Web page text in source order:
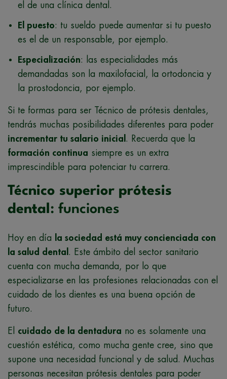
el de una clínica dental.
El puesto: tu sueldo puede aumentar si tu puesto
es el de un responsable, por ejemplo.
Especialización: las especialidades más
demandadas son la maxilofacial, la ortodoncia y
la prostodoncia, por ejemplo.
Si te formas para ser Técnico de prótesis dentales,
tendrás muchas posibilidades diferentes para poder
incrementar tu salario inicial . Recuerda que la
formación continua siempre es un extra
imprescindible para potenciar tu carrera.
Técnico superior prótesis
dental: funciones
Hoy en día
la sociedad está muy concienciada con
la salud dental . Este ámbito del sector sanitario
cuenta con mucha demanda, por lo que
especializarse en las profesiones relacionadas con el
cuidado de los dientes es una buena opción de
futuro.
El cuidado de la dentadura no es solamente una
cuestión estética, como mucha gente cree, sino que
supone una necesidad funcional y de salud. Muchas
personas necesitan prótesis dentales para poder